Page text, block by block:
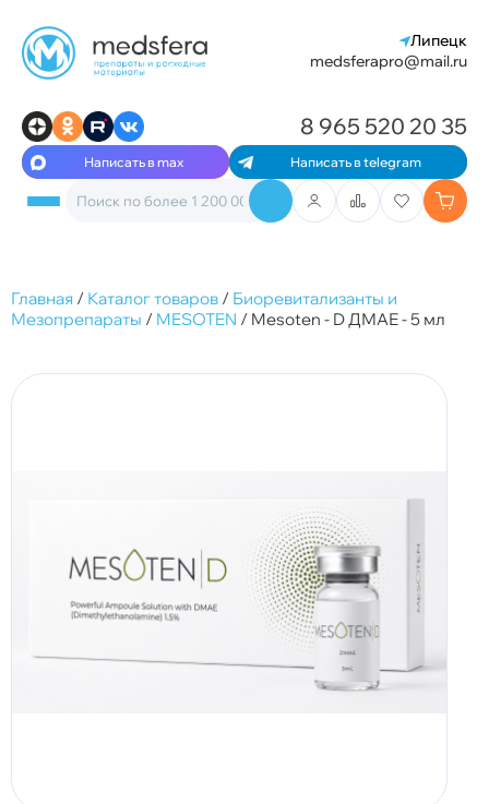
Липецк
medsferapro@mail.ru
Написать в max Написать в telegram
8 965 520 20 35
Главная / Каталог товаров / Биоревитализанты и
Мезопрепараты / MESOTEN / Mesoten - D ДМАЕ - 5 мл